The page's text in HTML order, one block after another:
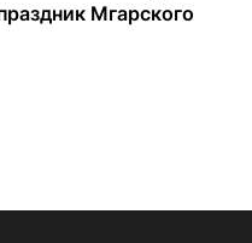
Мгарского